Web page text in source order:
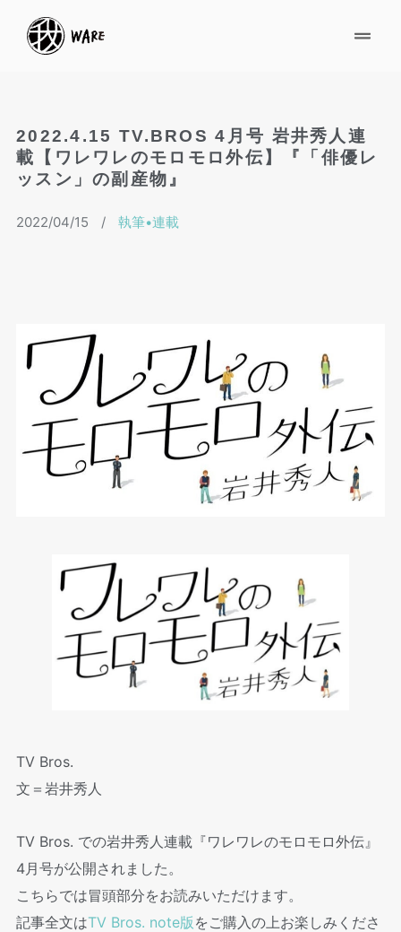
2022.4.15 TV.BROS 4⽉号 岩井秀⼈連
載【ワレワレのモロモロ外伝】『「俳優レ
ッスン」の副産物』
2022/04/15 / 執筆•連載
TV Bros.
文＝岩井秀人
TV Bros. での岩井秀⼈連載『ワレワレのモロモロ外伝』
4⽉号が公開されました。
こちらでは冒頭部分をお読みいただけます。
記事全文はTV Bros. note版 をご購入の上お楽しみくださ